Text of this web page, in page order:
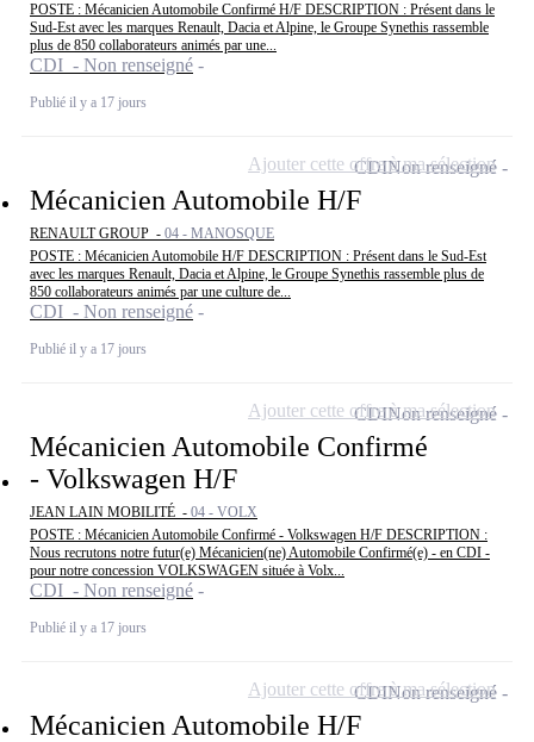
POSTE : Mécanicien Automobile Confirmé H/F DESCRIPTION : Présent dans le
Sud-Est avec les marques Renault, Dacia et Alpine, le Groupe Synethis rassemble
plus de 850 collaborateurs animés par une...
CDI - Non renseigné
Publié il y a 17 jours
Mécanicien Automobile H/F
RENAULT GROUP - 04 - MANOSQUE
POSTE : Mécanicien Automobile H/F DESCRIPTION : Présent dans le Sud-Est
avec les marques Renault, Dacia et Alpine, le Groupe Synethis rassemble plus de
850 collaborateurs animés par une culture de...
CDI - Non renseigné
Publié il y a 17 jours
CDINon renseigné
Ajouter cette offre à ma sélection
Mécanicien Automobile Confirmé
- Volkswagen H/F
JEAN LAIN MOBILITÉ - 04 - VOLX
POSTE : Mécanicien Automobile Confirmé - Volkswagen H/F DESCRIPTION :
Nous recrutons notre futur(e) Mécanicien(ne) Automobile Confirmé(e) - en CDI -
pour notre concession VOLKSWAGEN située à Volx...
CDI - Non renseigné
Publié il y a 17 jours
CDINon renseigné
Ajouter cette offre à ma sélection
Mécanicien Automobile H/F
CDINon renseigné
Ajouter cette offre à ma sélection